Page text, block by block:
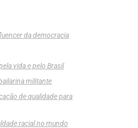
da democracia
vida e pelo Brasil
militante
de qualidade para
racial no mundo